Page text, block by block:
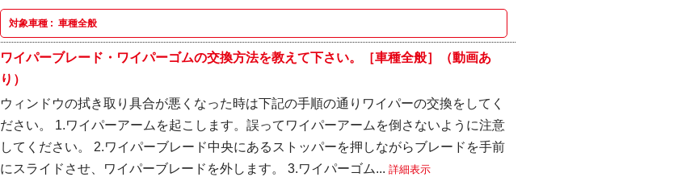
対象車種 : 車種全般
ワイパーブレード・ワイパーゴムの交換方法を教えて下さい。［車種全般］（動画あ
り）
ウィンドウの拭き取り具合が悪くなった時は下記の手順の通りワイパーの交換をしてく
ださい。 1.ワイパーアームを起こします。誤ってワイパーアームを倒さないように注意
してください。 2.ワイパーブレード中央にあるストッパーを押しながらブレードを手前
にスライドさせ、ワイパーブレードを外します。 3.ワイパーゴム... 詳細表示